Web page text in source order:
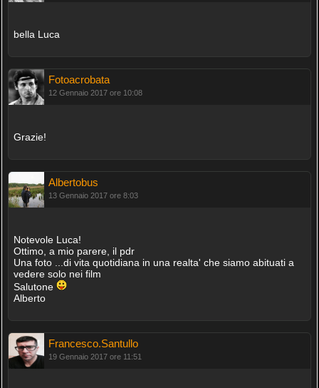
bella Luca
Fotoacrobata
12 Gennaio 2017 ore 10:08
Grazie!
Albertobus
13 Gennaio 2017 ore 8:03
Notevole Luca!
Ottimo, a mio parere, il pdr
Una foto ...di vita quotidiana in una realta' che siamo abituati a
vedere solo nei film
Salutone
Alberto
Francesco.Santullo
19 Gennaio 2017 ore 11:51